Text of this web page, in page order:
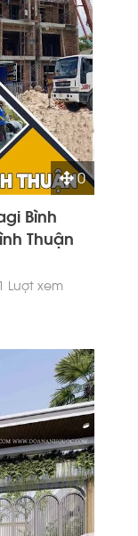
0
Bình
Thuận
Lượt xem